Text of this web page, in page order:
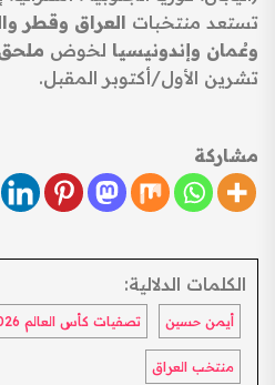
تستعد منتخبات العراق وقطر
وعُمان وإندونيسيا لخوض ملحق
تشرين الأول/أكتوبر المقبل.
مشاركة
الكلمات الدلالية:
أيمن حسين تصفيات كأس العالم 2026
منتخب العراق